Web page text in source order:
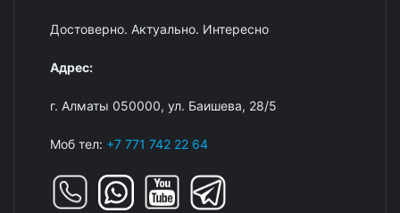
Достоверно. Актуально. Интересно
Адрес:
г. Алматы 050000, ул. Баишева, 28/5
Моб тел: +7 771 742 22 64